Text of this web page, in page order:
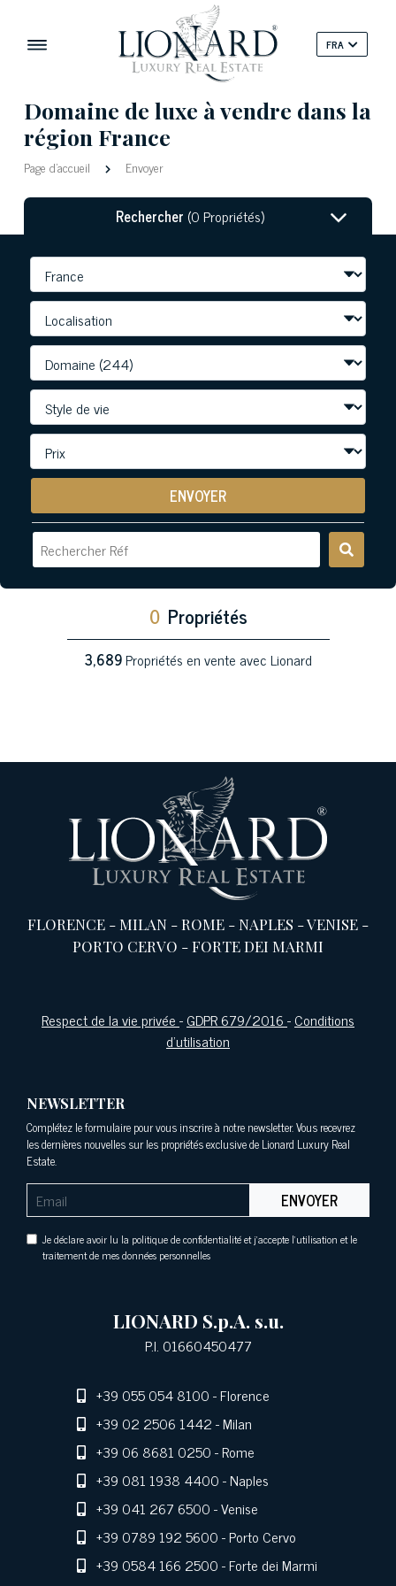
FRA
Domaine de luxe à vendre dans la
région France
Page d'accueil Envoyer
Rechercher (0 Propriétés)
ENVOYER
0 Propriétés
3,689Propriétés en vente avec Lionard
FLORENCE -MILAN -ROME -NAPLES -VENISE -
PORTO CERVO -FORTE DEI MARMI
Respect de la vie privée-GDPR 679/2016-Conditions
d'utilisation
NEWSLETTER
Complétez le formulaire pour vous inscrire à notre newsletter. Vous recevrez
les dernières nouvelles sur les propriétés exclusive de Lionard Luxury Real
Estate.
ENVOYER
Je déclare avoir lu la politique de confidentialité et j'accepte l'utilisation et le
traitement de mes données personnelles
LIONARD S.p.A. s.u.
P.I. 01660450477
+39 055 054 8100- Florence
+39 02 2506 1442- Milan
+39 06 8681 0250- Rome
+39 081 1938 4400- Naples
+39 041 267 6500- Venise
+39 0789 192 5600- Porto Cervo
+39 0584 166 2500- Forte dei Marmi